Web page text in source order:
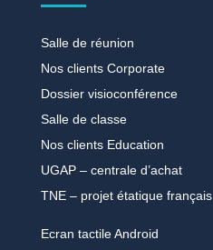
Salle de réunion
Nos clients Corporate
Dossier visioconférence
Salle de classe
Nos clients Education
UGAP – centrale d’achat
TNE – projet étatique français
Ecran tactile Android